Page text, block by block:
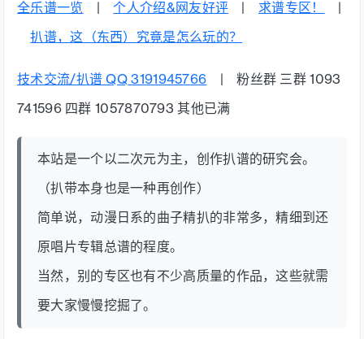
全乐谱一览 |个人介绍&网友好评 求谱专区！
扒谱，这（东西）究竟是怎么玩的？
技术交流/扒谱 QQ 3191945766 | 粉丝群 三群 1093
741596 四群 1057870793 其他已满
本站是一个以二次元为主，创作扒谱的研究会。
（扒带本身也是一种再创作）
简单说，动漫日系的曲子精扒的非常多，精细到还
原唱片专辑总谱的程度。
当然，别的专区也有不少高质量的作品，这些就需
要大家慢慢挖掘了。